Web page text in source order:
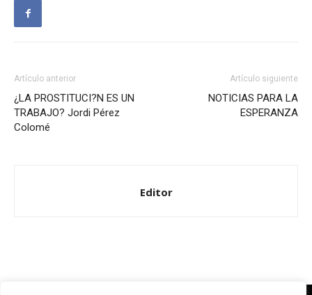
Artículo anterior
¿LA PROSTITUCI?N ES UN
TRABAJO? Jordi Pérez
Colomé
Artículo siguiente
NOTICIAS PARA LA
ESPERANZA
Editor